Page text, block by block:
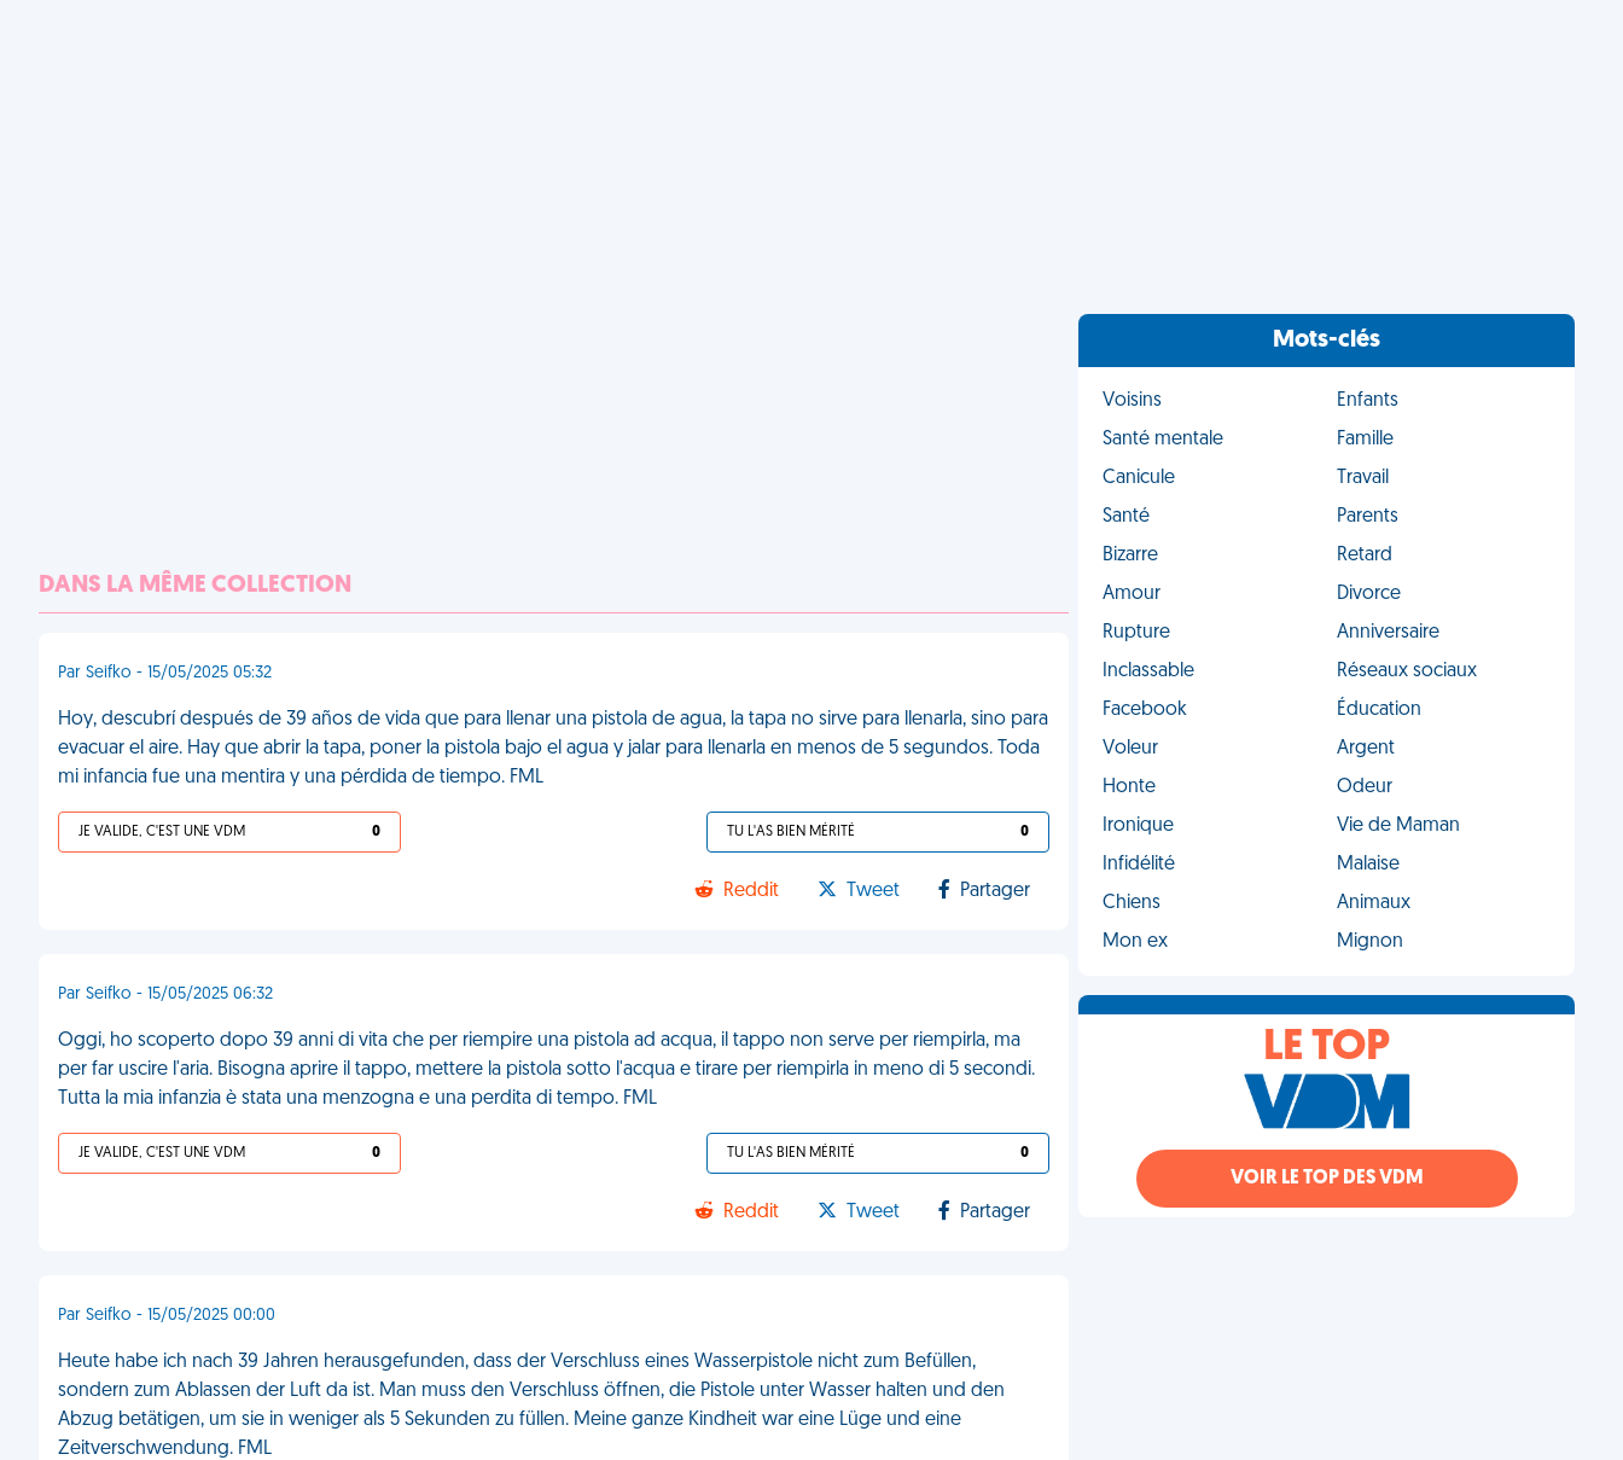
DANS LA MÊME COLLECTION
Par Seifko - 15/05/2025 05:32
Hoy, descubrí después de 39 años de vida que para llenar una pistola de agua, la tapa no sirve para llenarla, sino para
evacuar el aire. Hay que abrir la tapa, poner la pistola bajo el agua y jalar para llenarla en menos de 5 segundos. Toda
mi infancia fue una mentira y una pérdida de tiempo. FML
JE VALIDE, C'EST UNE VDM 0 TU L'AS BIEN MÉRITÉ 0
Reddit Tweet Partager
Par Seifko - 15/05/2025 06:32
Oggi, ho scoperto dopo 39 anni di vita che per riempire una pistola ad acqua, il tappo non serve per riempirla, ma
per far uscire l'aria. Bisogna aprire il tappo, mettere la pistola sotto l'acqua e tirare per riempirla in meno di 5 secondi.
Tutta la mia infanzia è stata una menzogna e una perdita di tempo. FML
JE VALIDE, C'EST UNE VDM 0 TU L'AS BIEN MÉRITÉ 0
Reddit Tweet Partager
Par Seifko - 15/05/2025 00:00
Heute habe ich nach 39 Jahren herausgefunden, dass der Verschluss eines Wasserpistole nicht zum Befüllen,
sondern zum Ablassen der Luft da ist. Man muss den Verschluss öffnen, die Pistole unter Wasser halten und den
Abzug betätigen, um sie in weniger als 5 Sekunden zu füllen. Meine ganze Kindheit war eine Lüge und eine
Zeitverschwendung. FML
Mots-clés
Voisins
Enfants
Santé mentale
Famille
Canicule
Travail
Santé
Parents
Bizarre
Retard
Amour
Divorce
Rupture
Anniversaire
Inclassable
Réseaux sociaux
Facebook
Éducation
Voleur
Argent
Honte
Odeur
Ironique
Vie de Maman
Infidélité
Malaise
Chiens
Animaux
Mon ex
Mignon
LE TOP
VOIR LE TOP DES VDM